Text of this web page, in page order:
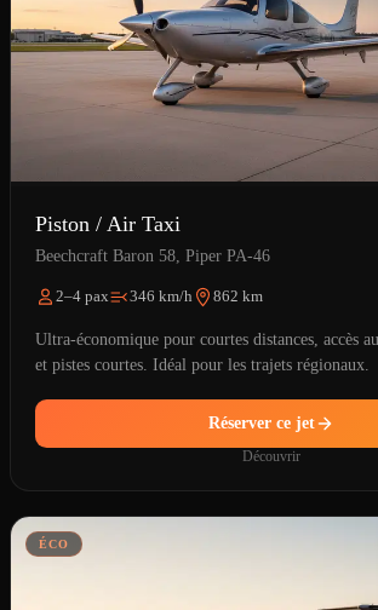
Piston / Air Taxi
Beechcraft Baron 58, Piper PA-46
2–4 pax 346 km/h 862 km
Ultra-économique pour courtes distances, accès
et pistes courtes. Idéal pour les trajets régionaux.
Réserver ce jet
Découvrir
ÉCO